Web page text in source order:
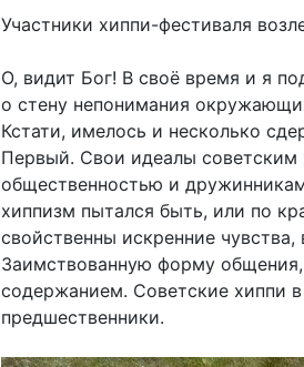
Участники хиппи-фестиваля
О, видит Бог! В своё время и я
о стену непонимания
Кстати, имелось и несколько
Первый. Свои идеалы советским
общественностью и
хиппизм пытался быть, или по
свойственны искренние
Заимствованную форму
содержанием. Советские хиппи
предшественники.